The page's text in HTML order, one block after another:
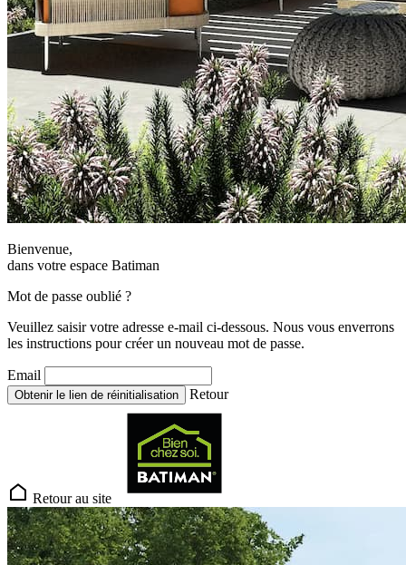
Bienvenue,
dans votre espace Batiman
Mot de passe oublié ?
Veuillez saisir votre adresse e-mail ci-dessous. Nous vous enverrons
les instructions pour créer un nouveau mot de passe.
Email
Obtenir le lien de réinitialisation Retour
Retour au site